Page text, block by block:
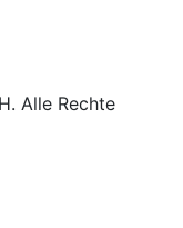
Alle Rechte